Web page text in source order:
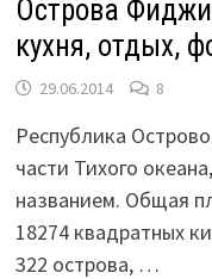
Острова
кухня, отдых,
29.06.2014 8
Республика
части Тихого
названием. Общая
18274 квадратных
322 острова, …